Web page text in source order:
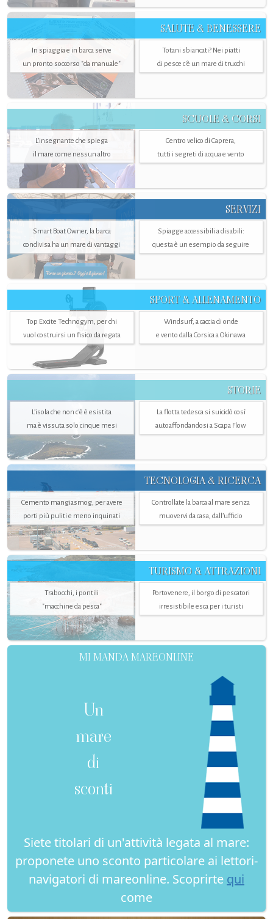
SALUTE & BENESSERE
In spiaggia e in barca serve
un pronto soccorso "da manuale"
Totani sbiancati? Nei piatti
di pesce c'è un mare di trucchi
SCUOLE & CORSI
L'insegnante che spiega
il mare come nessun altro
Centro velico di Caprera,
tutti i segreti di acqua e vento
SERVIZI
Smart Boat Owner, la barca
condivisa ha un mare di vantaggi
Spiagge accessibili a disabili:
questa è un esempio da seguire
SPORT & ALLENAMENTO
Top Excite Technogym, per chi
vuol costruirsi un fisico da regata
Windsurf, a caccia di onde
e vento dalla Corsica a Okinawa
STORIE
L’isola che non c'è è esistita
ma è vissuta solo cinque mesi
La flotta tedesca si suicidò così
autoaffondandosi a Scapa Flow
TECNOLOGIA & RICERCA
Cemento mangiasmog, per avere
porti più puliti e meno inquinati
Controllate la barca al mare senza
muovervi da casa, dall’ufficio
TURISMO & ATTRAZIONI
Trabocchi, i pontili
"macchine da pesca"
Portovenere, il borgo di pescatori
irresistibile esca per i turisti
MI MANDA MAREONLINE
Un
mare
di
sconti
Siete titolari di un'attività legata al mare:
proponete uno sconto particolare ai lettori-
navigatori di mareonline. Scoprirte qui
come